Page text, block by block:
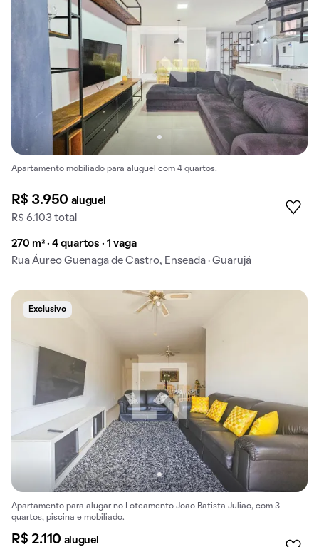
Apartamento mobiliado para aluguel com 4 quartos.
R$ 3.950 aluguel
R$ 6.103 total
270 m² · 4 quartos · 1 vaga
Rua Áureo Guenaga de Castro, Enseada · Guarujá
Exclusivo
Apartamento para alugar no Loteamento Joao Batista Juliao, com 3
quartos, piscina e mobiliado.
R$ 2.110 aluguel